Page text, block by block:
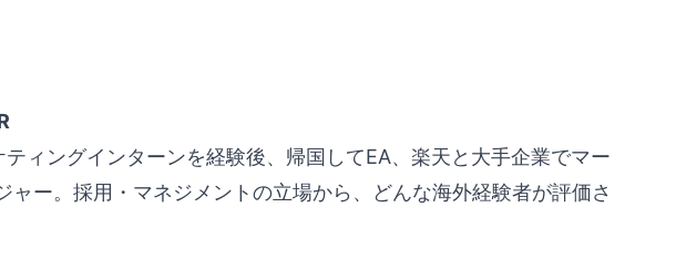
ィングインターンを経験後、帰国してEA、楽天と大手企業でマー
ー。採用・マネジメントの立場から、どんな海外経験者が評価さ